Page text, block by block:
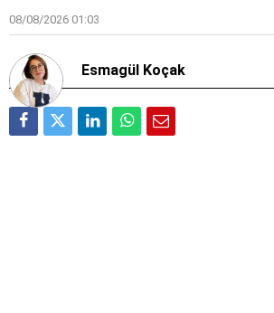
08/08/2026 01:03
Esmagül Koçak